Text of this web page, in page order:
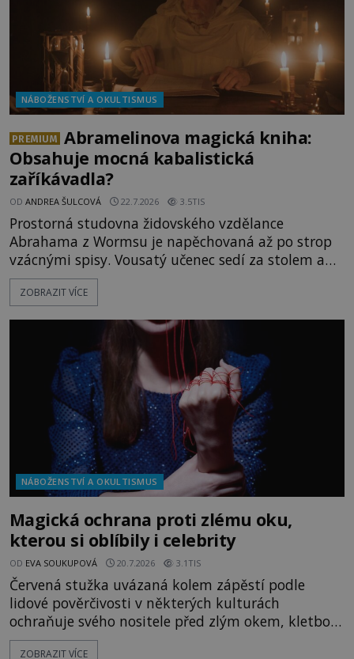
NÁBOŽENSTVÍ A OKULTISMUS
PREMIUM
Abramelinova magická kniha:
Obsahuje mocná kabalistická
zaříkávadla?
OD ANDREA ŠULCOVÁ 22.7.2026 3.5TIS
Prostorná studovna židovského vzdělance
Abrahama z Wormsu je napěchovaná až po strop
vzácnými spisy. Vousatý učenec sedí za stolem a
před sebou má rozložený jeden z nejzáhadnějších
magických textů. Jde o Abramelinův grimoár, který
kouzla, jak si někteří myslí, nebo jde o pouhou
pověru? Už šest měsíců pobývá
ZOBRAZIT VÍCE
NÁBOŽENSTVÍ A OKULTISMUS
Magická ochrana proti zlému oku,
kterou si oblíbily i celebrity
OD EVA SOUKUPOVÁ 20.7.2026 3.1TIS
Červená stužka uvázaná kolem zápěstí podle
lidové pověrčivosti v některých kulturách
ochraňuje svého nositele před zlým okem, kletbou,
která může přivodit neštěstí či nemoc. S tímto
ZOBRAZIT VÍCE